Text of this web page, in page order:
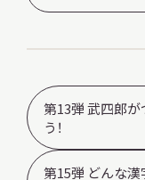
第13弾 武四郎
う！
第15弾 どんな漢